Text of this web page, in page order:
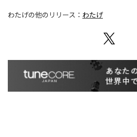
わたげの他のリリース： わたげ